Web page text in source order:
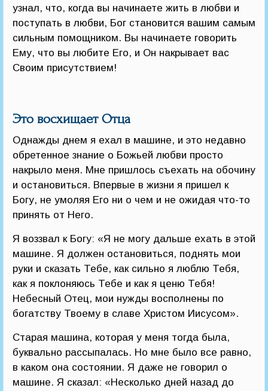
узнал, что, когда вы начинаете жить в любви и
поступать в любви, Бог становится вашим самым
сильным помощником. Вы начинаете говорить
Ему, что вы любите Его, и Он накрывает вас
Своим присутствием!
Это восхищает Отца
Однажды днем я ехал в машине, и это недавно
обретенное знание о Божьей любви просто
накрыло меня. Мне пришлось съехать на обочину
и остановиться. Впервые в жизни я пришел к
Богу, не умоляя Его ни о чем и не ожидая что-то
принять от Него.
Я воззвал к Богу: «Я не могу дальше ехать в этой
машине. Я должен остановиться, поднять мои
руки и сказать Тебе, как сильно я люблю Тебя,
как я поклоняюсь Тебе и как я ценю Тебя!
Небесный Отец, мои нужды восполнены по
богатству Твоему в славе Христом Иисусом».
Старая машина, которая у меня тогда была,
буквально рассыпалась. Но мне было все равно,
в каком она состоянии. Я даже не говорил о
машине. Я сказал: «Несколько дней назад до